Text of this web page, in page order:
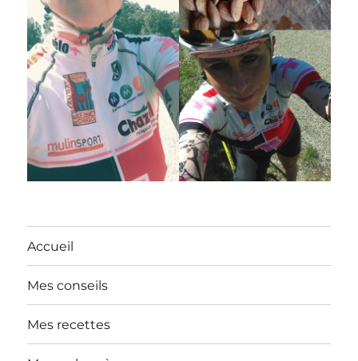
Accueil
Mes conseils
Mes recettes